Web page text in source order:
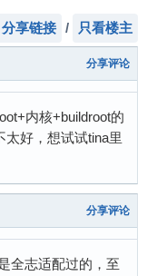
分享链接 / 只看楼主
分享评论
内核+buildroot的
好，想试试tina里
分享评论
全志适配过的，至